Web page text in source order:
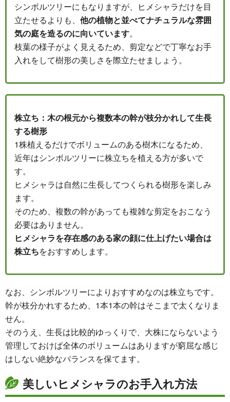
シンボルツリーにもなりますが、ヒメシャラだけを目
立たせるよりも、 他の植物と並べてナチュラルな雰囲
気の庭を造るのに向いています。
枝葉の様子がよく見えるため、剪定などで丁寧なお手
入れをして樹形の美しさを際立たせましょう。
株立ち：木の根元から複数本の幹が枝分かれして生長
する樹形
1株植えるだけでボリュームのある樹木になるため、
近年はシンボルツリーに株立ちを植える方が多いで
す。
ヒメシャラは自然に生長してつくられる樹形を楽しみ
ます。
そのため、複数の幹があっても複雑な剪定をおこなう
必要はありません。
ヒメシャラを存在感のある家の顔に仕上げたい場合は
株立ちをおすすめします。
なお、シンボルツリーによりおすすめなのは株立ちです。
幹が枝分かれするため、1本1本の幹はそこまで太くなりま
せん。
そのうえ、生長は比較的ゆっくりで、大株にならないよう
管理しておけば全体のボリュームはありますが窮屈な感じ
はしない絶妙なバランスを保てます。
美しいヒメシャラのお手入れ方法